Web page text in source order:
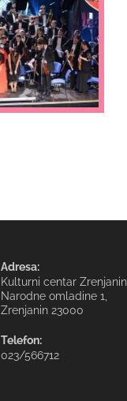
Adresa:
Kulturni centar
Narodne omladine 1,
Zrenjanin 23000
Telefon:
023/566712